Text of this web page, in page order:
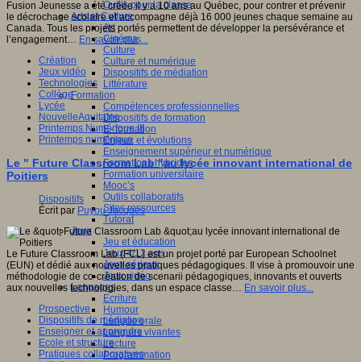
Outils pour la classe
Arts et Culture
Art
Cinéma
Culture
Culture et numérique
Dispositifs de médiation
Littérature
Formation
Compétences professionnelles
Dispositifs de formation
E- formation
Enjeux et évolutions
Enseignement supérieur et numérique
Formations hybrides
Formation universitaire
Mooc’s
Outils collaboratifs
Sites ressources
Tutorat
Jeux
Jeu et éducation
Jeux 4/12 ans
Jeux sérieux
Jeux vidéo
Langages
Ecriture
Humour
Langue orale
Langues vivantes
Lecture
Programmation
Fusion Jeunesse a été créée il y a 10 ans au Québec, pour contrer et prévenir
le décrochage scolaire et accompagne déjà 16 000 jeunes chaque semaine au
Canada. Tous les projets portés permettent de développer la persévérance et
l’engagement… En savoir plus...
Création
Jeux vidéo
Technologies
Collège
Lycée
NouvelleAquitaine
Printemps Numérique III
Printemps numérique
Le " Future Classroom Lab "au lycée innovant international de
Poitiers
Dispositifs
Écrit par Puyou Jacques
Le Future Classroom Lab (FCL) est un projet porté par European Schoolnet
(EUN) et dédié aux nouvelles pratiques pédagogiques. Il vise à promouvoir une
méthodologie de co-création de scenarii pédagogiques, innovants et ouverts
aux nouvelles technologies, dans un espace classe… En savoir plus...
Prospective
Dispositifs de médiation
Enseigner et apprendre
Ecole et structure
Pratiques collaboratives